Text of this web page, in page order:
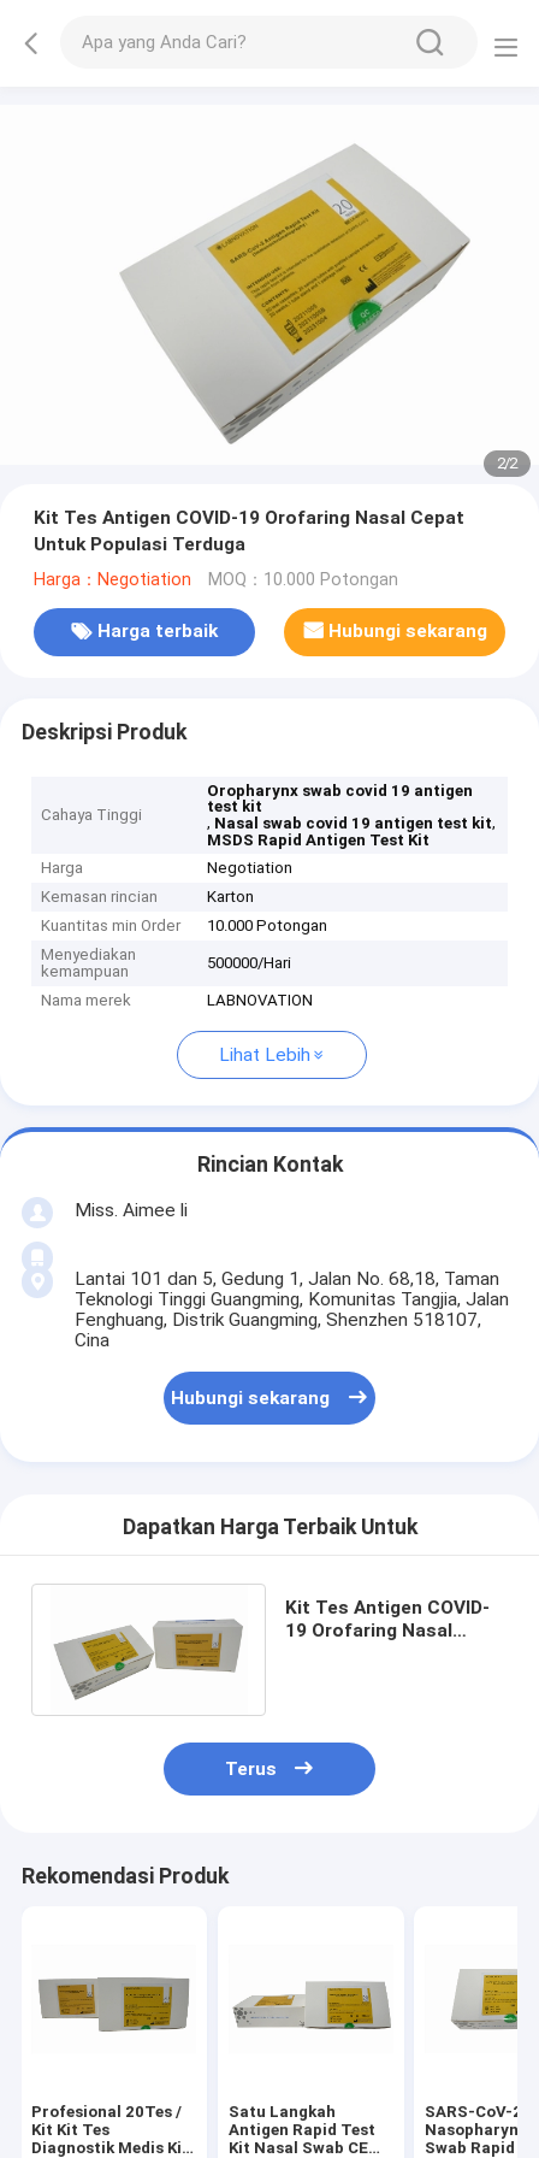
2/2
Kit Tes Antigen COVID-19 Orofaring Nasal Cepat
Untuk Populasi Terduga
Harga：Negotiation MOQ：10.000 Potongan
Harga terbaik Hubungi sekarang
Deskripsi Produk
Cahaya Tinggi
Oropharynx swab covid 19 antigen
test kit
, Nasal swab covid 19 antigen test kit,
MSDS Rapid Antigen Test Kit
Harga
Negotiation
Kemasan rincian
Karton
Kuantitas min Order
10.000 Potongan
Menyediakan
kemampuan
500000/Hari
Nama merek LABNOVATION
Lihat Lebih
Rincian Kontak
Miss. Aimee li
Lantai 101 dan 5, Gedung 1, Jalan No. 68,18, Taman
Teknologi Tinggi Guangming, Komunitas Tangjia, Jalan
Fenghuang, Distrik Guangming, Shenzhen 518107,
Cina
Hubungi sekarang
Dapatkan Harga Terbaik Untuk
Kit Tes Antigen COVID-
19 Orofaring Nasal
Terus
Rekomendasi Produk
Profesional 20Tes /
Kit Kit Tes
Diagnostik Medis Kit
Satu Langkah
Antigen Rapid Test
Kit Nasal Swab CE
SARS-CoV-2
Swab Rapid